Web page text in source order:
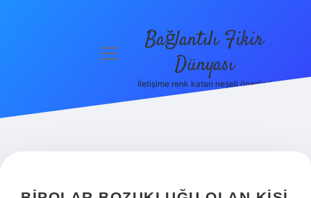
menüyü
Bağlantılı Fikir
Dünyası
İletişime renk katan neşeli öneriler!